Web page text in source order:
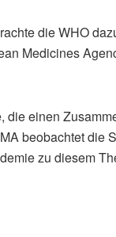
die WHO
Medicines
einen
beobachtet die
zu diesem